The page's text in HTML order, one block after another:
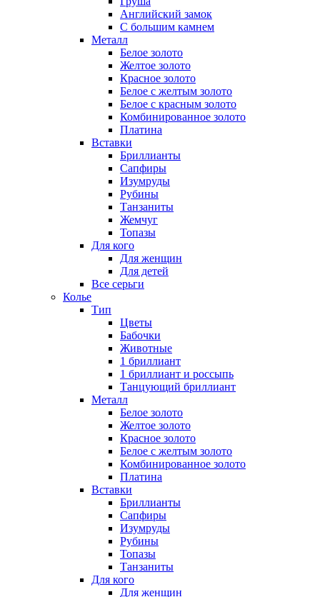
Английский замок
С большим камнем
Металл
Белое золото
Желтое золото
Красное золото
Белое с желтым золото
Белое с красным золото
Комбинированное золото
Платина
Вставки
Бриллианты
Сапфиры
Изумруды
Рубины
Танзаниты
Жемчуг
Топазы
Для кого
Для женщин
Для детей
Все серьги
Колье
Тип
Цветы
Бабочки
Животные
1 бриллиант
1 бриллиант и россыпь
Танцующий бриллиант
Металл
Белое золото
Желтое золото
Красное золото
Белое с желтым золото
Комбинированное золото
Платина
Вставки
Бриллианты
Сапфиры
Изумруды
Рубины
Топазы
Танзаниты
Для кого
Для женщин